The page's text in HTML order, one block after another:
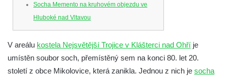
Socha Memento na kruhovém objezdu ve
Hluboké nad Vltavou
Socha Chalikotérium v ZOO Hluboká
Socha Smilodon v ZOO Hluboká
Socha Veledaněk v ZOO Hluboká
V areálu kostela Nejsvětější Trojice v Klášterci nad Ohří je
umístěn soubor soch, přemístěný sem na konci 80. let 20.
století z obce Mikolovice, která zanikla. Jednou z nich je socha